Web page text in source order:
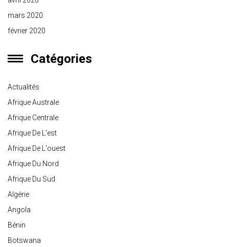
mars 2020
février 2020
Catégories
Actualités
Afrique Australe
Afrique Centrale
Afrique De L'est
Afrique De L'ouest
Afrique Du Nord
Afrique Du Sud
Algérie
Angola
Bénin
Botswana